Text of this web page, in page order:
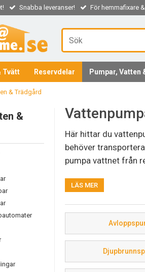
Snabba leveranser! För hemmafixare
Tvätt Reservdelar Pumpar, Vatten
& Trädgård
&
Här hittar du
behöver
pumpa vattnet från
Tack vare lång
Köpa
Utforska vårt
kontakta oss för
produkter som kan
LÄS MER